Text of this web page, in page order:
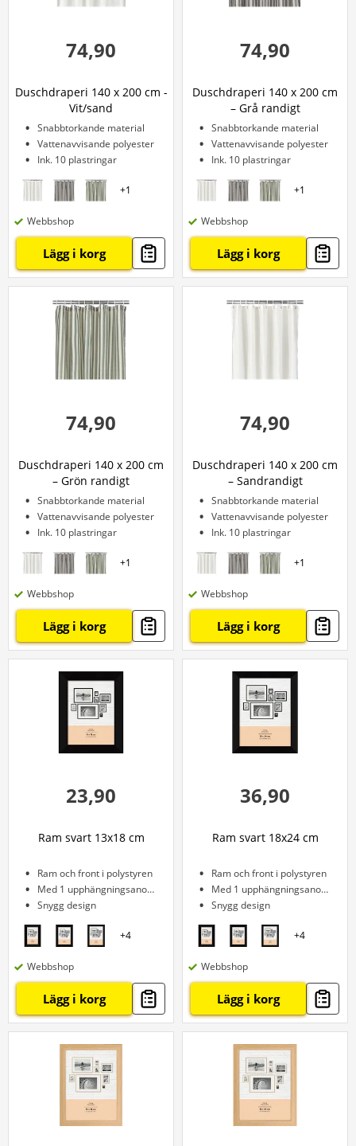
74,90
Duschdraperi 140 x 200 cm -
Vit/sand
Snabbtorkande material
Vattenavvisande polyester
Ink. 10 plastringar
+1
Webbshop
Lägg i korg
74,90
Duschdraperi 140 x 200 cm
– Grå randigt
Snabbtorkande material
Vattenavvisande polyester
Ink. 10 plastringar
+1
Webbshop
Lägg i korg
74,90
Duschdraperi 140 x 200 cm
– Grön randigt
Snabbtorkande material
Vattenavvisande polyester
Ink. 10 plastringar
+1
Webbshop
Lägg i korg
74,90
Duschdraperi 140 x 200 cm
– Sandrandigt
Snabbtorkande material
Vattenavvisande polyester
Ink. 10 plastringar
+1
Webbshop
Lägg i korg
23,90
Ram svart 13x18 cm
Ram och front i polystyren
Med 1 upphängningsanordning
Snygg design
+4
Webbshop
Lägg i korg
36,90
Ram svart 18x24 cm
Ram och front i polystyren
Med 1 upphängningsanordning
Snygg design
+4
Webbshop
Lägg i korg